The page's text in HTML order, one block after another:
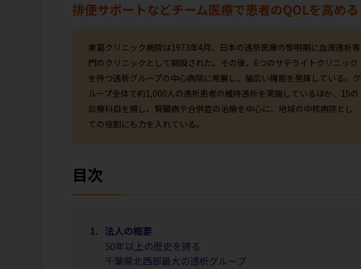
排便サポートなどチーム医療で患者のQOLを高める
東葛クリニック病院は1973年4月、日本の透析医療の黎明期に血液透析専
門のクリニックとして開設された。その後、6つのサテライトクリニック
を持つ透析グループの中心病院に発展し、幅広い機能を発揮している。グ
ループ全体で約1,000人の透析患者の維持透析を実施しているほか、15の
診療科目を擁し、腎臓病や合併症の治療を中心に、地域の中核病院とし
ての役割にも力を入れている。
目次
法人の概要
50年以上の歴史を誇る
千葉県北西部最大の透析グループ